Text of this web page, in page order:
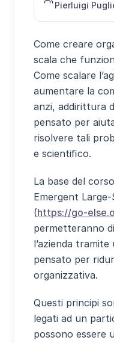
Pierluigi
Come creare
scala che
Come scalare
aumentare la
anzi, addirittura
pensato per
risolvere tali
e scientiﬁco.
La base del
Emergent
(https://go-
permetteranno
l’azienda
pensato per
organizzativa.
Questi principi
legati ad un
possono essere